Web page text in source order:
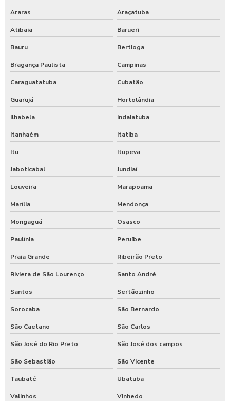
Araras Araçatuba
Atibaia Barueri
Bauru Bertioga
Bragança Paulista Campinas
Caraguatatuba Cubatão
Guarujá Hortolândia
Ilhabela Indaiatuba
Itanhaém Itatiba
Itu Itupeva
Jaboticabal Jundiaí
Louveira Marapoama
Marília Mendonça
Mongaguá Osasco
Paulínia Peruíbe
Praia Grande Ribeirão Preto
Riviera de São Lourenço Santo André
Santos Sertãozinho
Sorocaba São Bernardo
São Caetano São Carlos
São José do Rio Preto São José dos campos
São Sebastião São Vicente
Taubaté Ubatuba
Valinhos Vinhedo